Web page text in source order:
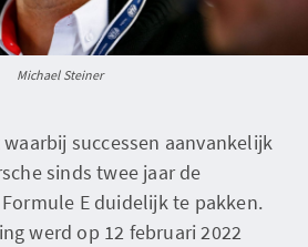
Michael Steiner
successen aanvankelijk
sinds twee jaar de
E duidelijk te pakken.
werd op 12 februari 2022